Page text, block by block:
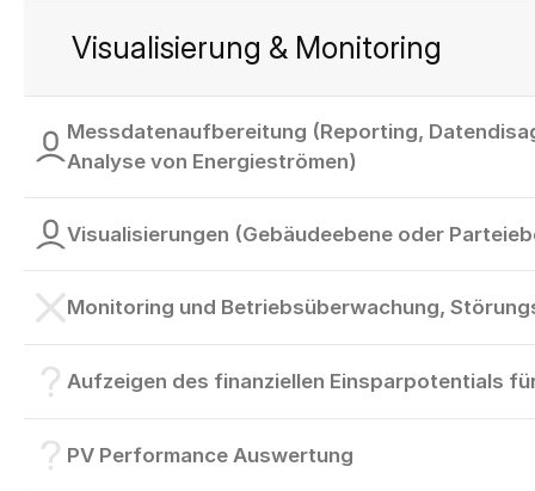
Visualisierung & Monitoring
Messdatenaufbereitung (Reporting,
Analyse von Energieströmen)
Visualisierungen (Gebäudeebene oder
Monitoring und Betriebsüberwachung,
Aufzeigen des finanziellen Einsparpotentials
PV Performance Auswertung